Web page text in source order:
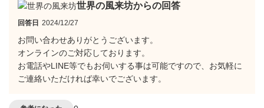
世界の風来坊からの回答
回答日 2024/12/27
お問い合わせありがとうございます。
オンラインのご対応しております。
お電話やLINE等でもお伺いする事は可能ですので、お気軽に
ご連絡いただければ幸いでございます。